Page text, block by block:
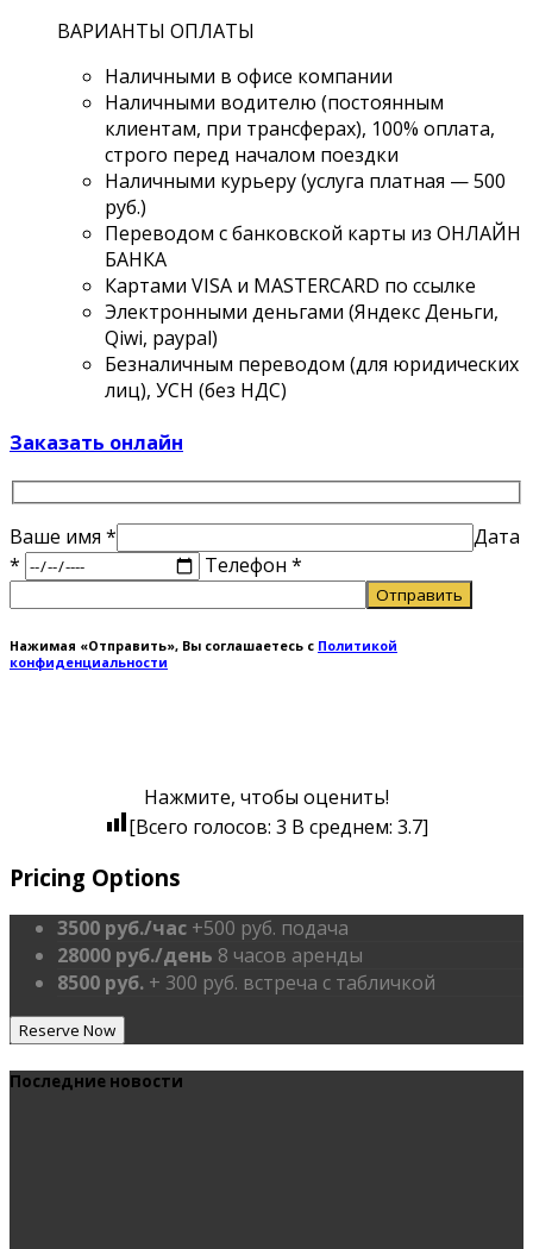
ВАРИАНТЫ ОПЛАТЫ
Наличными в офисе компании
Наличными водителю (постоянным
клиентам, при трансферах), 100% оплата,
строго перед началом поездки
Наличными курьеру (услуга платная — 500
руб.)
Переводом с банковской карты из ОНЛАЙН
БАНКА
Картами VISA и MASTERCARD по ссылке
Электронными деньгами (Яндекс Деньги,
Qiwi, paypal)
Безналичным переводом (для юридических
лиц), УСН (без НДС)
Заказать онлайн
Ваше имя *
Дата
*
Телефон *
Нажимая «Отправить», Вы соглашаетесь с Политикой
конфиденциальности
Нажмите, чтобы оценить!
[Всего голосов: 3 В среднем: 3.7]
Pricing Options
3500 руб./час +500 руб. подача
28000 руб./день 8 часов аренды
8500 руб. + 300 руб. встреча с табличкой
Reserve Now
Последние новости